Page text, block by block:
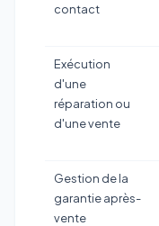
contact
Exécution
d'une
réparation ou
d'une vente
Gestion de la
garantie après-
vente